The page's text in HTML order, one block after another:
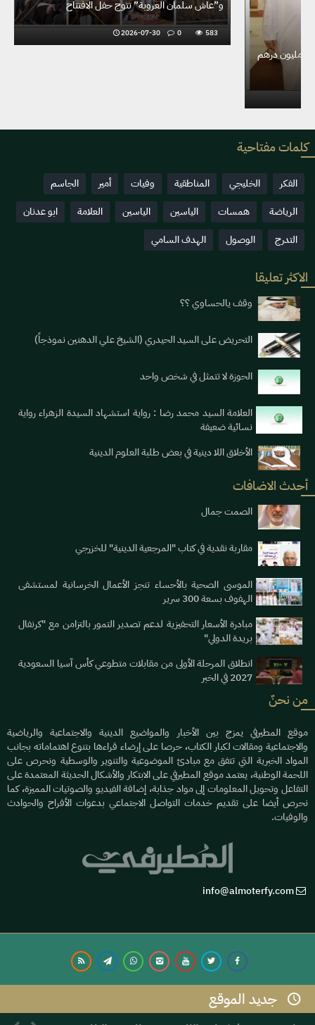
اخبار منوعة
في ختام نسخته الثالثة..... حمدان بن محمد يوجّه بمكرمة مليون درهم
للمشاركين في "دبي للرطب"
كلمات مفتاحية
الفكر الخليجي المناطقية وفيات أمير
الجاسم
الرياضة
همسات الياسين الياسين العلامة
ابو عدنان
التدرج
الوصول الهدف السامي
الاكثر تعليقا
وقف يالحساوي ؟؟
التحريض على السيد الحيدري (الشيخ علي الدهنين نموذجاً)
الحوزة لا تتمثل في شخص واحد
العلامة السيد محمد رضا : رواية استشهاد السيدة الزهراء رواية
نسائية ضعيفة
الأخلاق اللا دينية في بعض طلبة العلوم الدينية
أحدث الاضافات
الصمت جمال
مقاربة نقدية في كتاب "المرجعية الدينية" للخزرجي
الموسى الصحية بالأحساء تنجز الأعمال الخرسانية لمستشفى
الهفوف بسعة 300 سرير
مبادرة الأسعار التحفيزية لدعم تصدير التمور بالتزامن مع "كرنفال
بريدة الدولي"
انطلاق المرحلة الأولى من مقابلات متطوعي كأس آسيا السعودية
2027 في الخبر
من نحنٌ
موقع المطيرفي يمزج بين الأخبار والمواضيع الدينية والاجتماعية والرياضية
والاجتماعية ومقالات لكبار الكتاب، حرصا على إرضاء قراءها بتنوع اهتماماته بجانب
المواد الخبرية التي تتفق مع مبادئ الموضوعية والتنوير والوسطية ونحرص على
اللحمة الوطنية، يعتمد موقع المطيرفي على الابتكار والأشكال الحديثة المعتمدة على
التفاعل وتحويل المعلومات إلى مواد جذابة، إضافة الفيديو والصوتيات المميزة، كما
نحرص أيضا على تقديم خدمات التواصل الاجتماعي بدعوات الأفراح والحوادث
والوفيات.
info@almoterfy.com
© 2026 موقع المطيرفي | Development by Dijlah IT
جديد الموقع